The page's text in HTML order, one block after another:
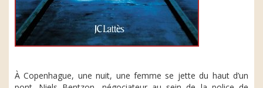
À Copenhague, une nuit, une femme se jette du haut d’un